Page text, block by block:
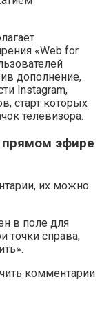
«Web for
дополнение,
Instagram,
старт которых
телевизора.
прямом эфире
их можно
в поле для
точки справа;
комментарии